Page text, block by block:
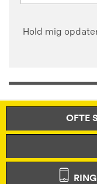
Hold mig
OFTE